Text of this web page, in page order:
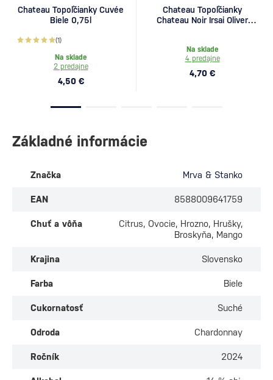
Chateau Topoľčianky Cuvée
Biele 0,75l
(1)
Na sklade
2 predajne
4,50 €
Chateau Topoľčianky
Chateau Noir Irsai Oliver
Na sklade
4 predajne
4,70 €
Základné informácie
Značka Mrva & Stanko
EAN 8588009641759
Chuť a vôňa
Citrus, Ovocie, Hrozno, Hrušky,
Broskyňa, Mango
Krajina Slovensko
Farba Biele
Cukornatosť Suché
Odroda Chardonnay
Ročník 2024